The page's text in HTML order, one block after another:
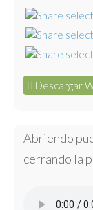
Descargar
Abriendo
cerrando la